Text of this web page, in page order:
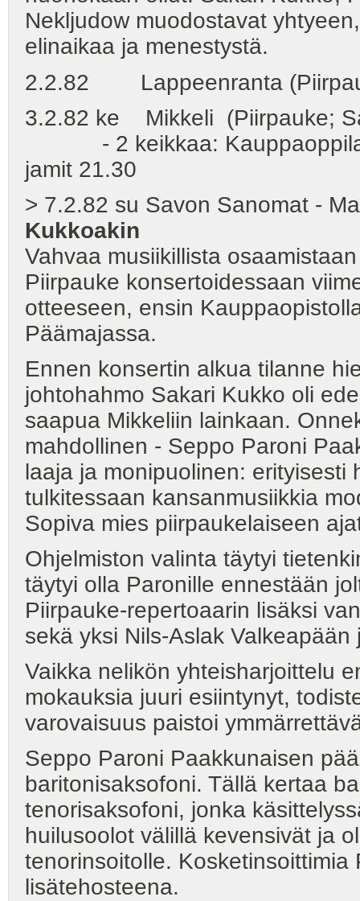
Nekljudow muodostavat
elinaikaa ja menestystä.
2.2.82 Lappeenranta
3.2.82 ke Mikkeli (Piirpauke;
- 2 keikkaa:
jamit 21.30
> 7.2.82 su Savon Sanomat -
Kukkoakin
Vahvaa musiikillista
Piirpauke konsertoidessaan
otteeseen, ensin
Päämajassa.
Ennen konsertin alkua tilanne
johtohahmo Sakari Kukko oli
saapua Mikkeliin lainkaan.
mahdollinen - Seppo Paroni
laaja ja monipuolinen:
tulkitessaan kansanmusiikkia
Sopiva mies piirpaukelaiseen
Ohjelmiston valinta täytyi
täytyi olla Paronille ennestään
Piirpauke-repertoaarin lisäksi
sekä yksi Nils-Aslak Valkeapään
Vaikka nelikön yhteisharjoittelu
mokauksia juuri esiintynyt,
varovaisuus paistoi
Seppo Paroni Paakkunaisen
baritonisaksofoni. Tällä kertaa
tenorisaksofoni, jonka
huilusoolot välillä kevensivät ja
tenorinsoitolle.
lisätehosteena.